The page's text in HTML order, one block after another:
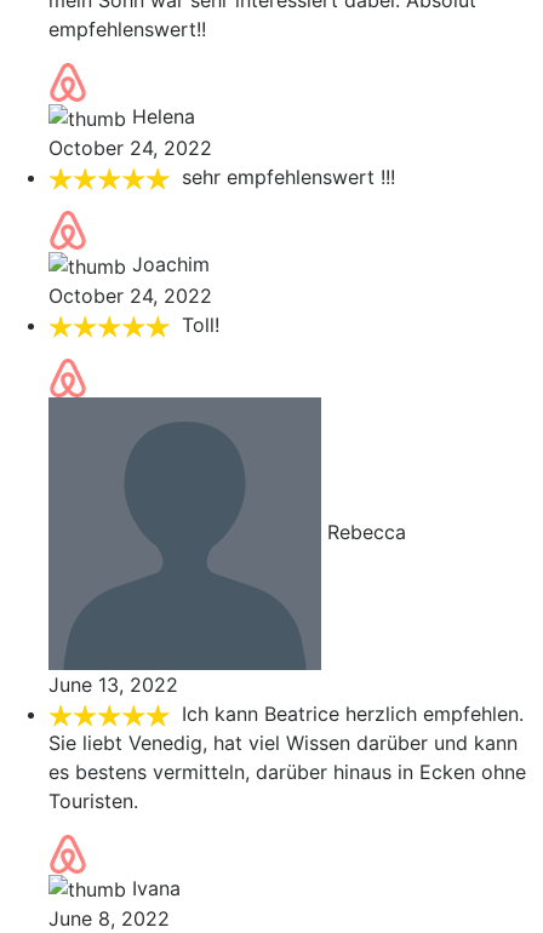
empfehlenswert!!
Helena
October 24, 2022
sehr empfehlenswert !!!
Joachim
October 24, 2022
Toll!
Rebecca
June 13, 2022
Ich kann Beatrice herzlich empfehlen.
Sie liebt Venedig, hat viel Wissen darüber und kann
es bestens vermitteln, darüber hinaus in Ecken ohne
Touristen.
Ivana
June 8, 2022